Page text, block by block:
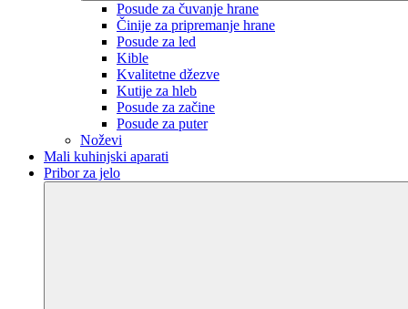
Posude za čuvanje hrane
Činije za pripremanje hrane
Posude za led
Kible
Kvalitetne džezve
Kutije za hleb
Posude za začine
Posude za puter
Noževi
Mali kuhinjski aparati
Pribor za jelo